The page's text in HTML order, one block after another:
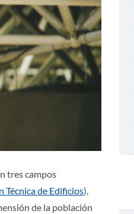
tres campos
Técnica de Edificios),
de la población